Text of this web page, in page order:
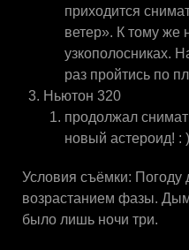
приходится
ветер». К тому же
узкополосниках.
раз пройтись по
Ньютон 320
продолжал
новый астероид! : )
Условия съёмки: Погоду
возрастанием фазы.
было лишь ночи три.